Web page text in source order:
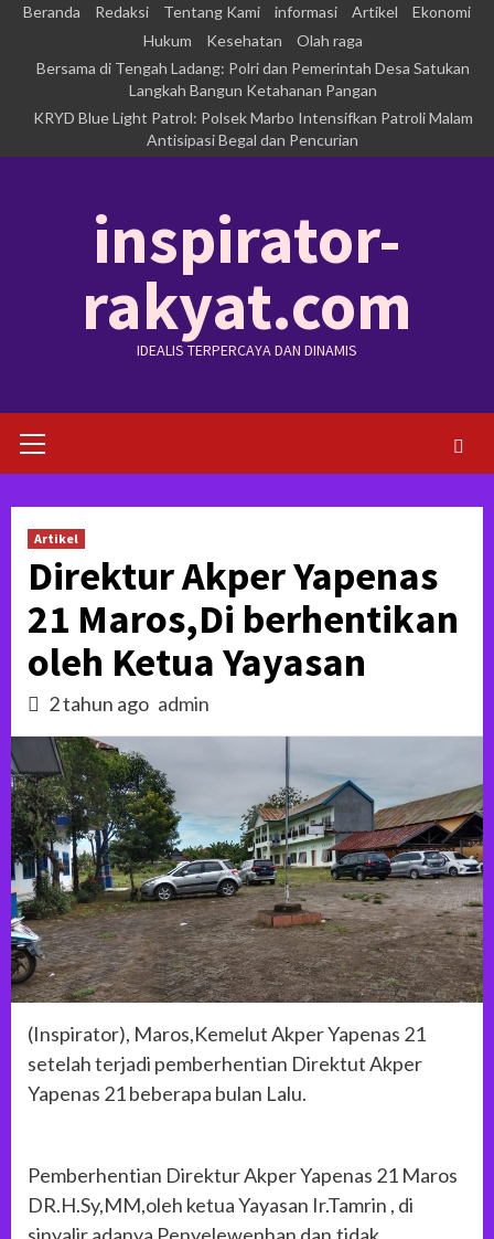
Skip
content
Beranda Redaksi Tentang Kami informasi Artikel
Ekonomi
Hukum
Kesehatan
Olah raga
Bersama di Tengah Ladang: Polri dan Pemerintah Desa Satukan
Langkah Bangun Ketahanan Pangan
KRYD Blue Light Patrol: Polsek Marbo Intensifkan Patroli Malam
Antisipasi Begal dan Pencurian
inspirator-
rakyat.com
IDEALIS TERPERCAYA DAN DINAMIS
Menu
Artikel
Direktur Akper Yapenas
21 Maros,Di berhentikan
oleh Ketua Yayasan
2 tahun ago admin
(Inspirator), Maros,Kemelut Akper Yapenas 21
setelah terjadi pemberhentian Direktut Akper
Yapenas 21 beberapa bulan Lalu.
Pemberhentian Direktur Akper Yapenas 21 Maros
DR.H.Sy,MM,oleh ketua Yayasan Ir.Tamrin , di